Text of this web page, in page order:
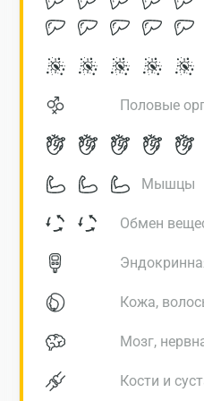
Половые
Мышцы
Обмен
Кожа,
Мозг,
Кости и
Москва
Санкт-Петербург